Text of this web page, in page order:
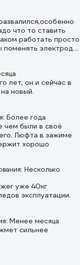
что то ставить
работать просто
электрод
лет, он и сейчас в
новый.
Более года
чем были в своё
Люфта в зажиме
хорошо
Несколько
уже 40кг
эксплуатации.
Менее месяца
сильнее